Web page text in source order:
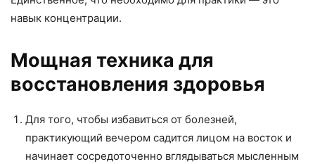
навык концентрации.
Мощная техника для
восстановления здоровья
Для того, чтобы избавиться от болезней,
практикующий вечером садится лицом на восток и
начинает сосредоточенно вглядываться мысленным